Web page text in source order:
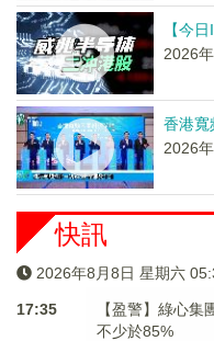
【今
2026
香港寬
2026
快訊
2026年8月8日 星期六
17:35
【盈警】綠心
不少於85%